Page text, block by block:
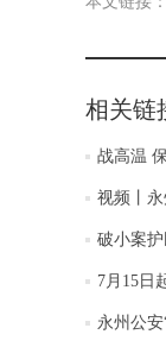
相关链
战高温
视频丨
破小案
7月15日
永州公